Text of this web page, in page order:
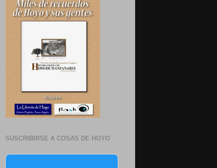
SUSCRIBIRSE A COSAS DE HOYO